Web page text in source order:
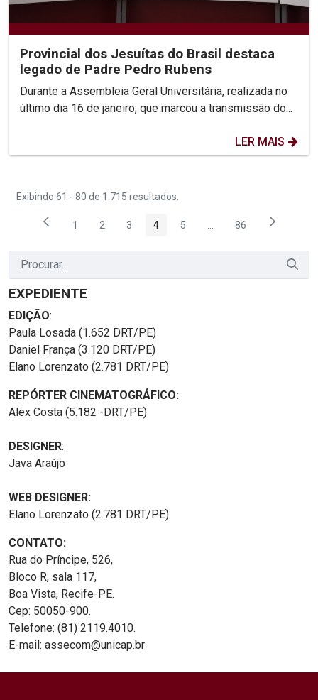
Provincial dos Jesuítas do Brasil destaca
legado de Padre Pedro Rubens
Durante a Assembleia Geral Universitária, realizada no
último dia 16 de janeiro, que marcou a transmissão do...
LER MAIS
Exibindo 61 - 80 de 1.715 resultados.
Página
1 Página
2 Página
3 Página
4 Página
5 Páginas intermediárias
Página
86
EXPEDIENTE
EDIÇÃO:
Paula Losada (1.652 DRT/PE)
Daniel França (3.120 DRT/PE)
Elano Lorenzato (2.781 DRT/PE)
REPÓRTER CINEMATOGRÁFICO:
Alex Costa (5.182 -DRT/PE)
DESIGNER:
Java Araújo
WEB DESIGNER:
Elano Lorenzato (2.781 DRT/PE)
CONTATO:
Rua do Príncipe, 526,
Bloco R, sala 117,
Boa Vista, Recife-PE.
Cep: 50050-900.
Telefone: (81) 2119.4010.
E-mail: assecom@unicap.br